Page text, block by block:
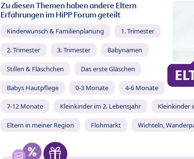
Zu diesen Themen haben andere Eltern
Erfahrungen im HiPP Forum geteilt
Kinderwunsch & Familienplanung 1. Trimester
2. Trimester 3. Trimester Babynamen
Stillen & Fläschchen Das erste Gläschen
Babys Hautpflege 0-3 Monate 4-6 Monate
7-12 Monate Kleinkinder im 2. Lebensjahr Kleinkinder
Eltern in meiner Region Flohmarkt Wichteln,